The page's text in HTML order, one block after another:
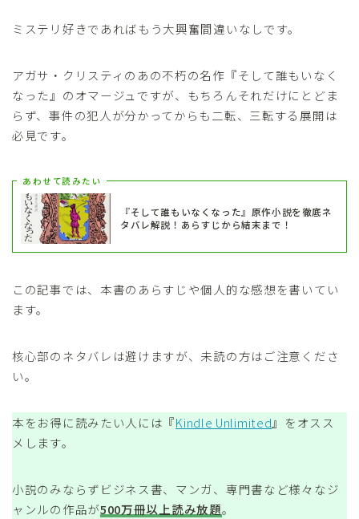
ミステリ好きであればもう大興奮間違いなしです。
アガサ・クリスティのあの不朽の名作『そして誰もいなく
なった』のオマージュですが、もちろんそれだけにとどま
らず、事件の犯人が分かってからも二転、三転する展開は
必見です。
あわせて読みたい
『そして誰もいなくなった』原作小説を徹底ネ
タバレ解説！あらすじから結末まで！
この記事では、本書のあらすじや個人的な感想を書いてい
ます。
核心部のネタバレは避けますが、未読の方はご注意くださ
い。
本をお得に読みたい人には『Kindle Unlimited』をオスス
メします。
小説のみならずビジネス書、マンガ、専門書など様々なジ
ャンルの作品が500万冊以上読み放題。